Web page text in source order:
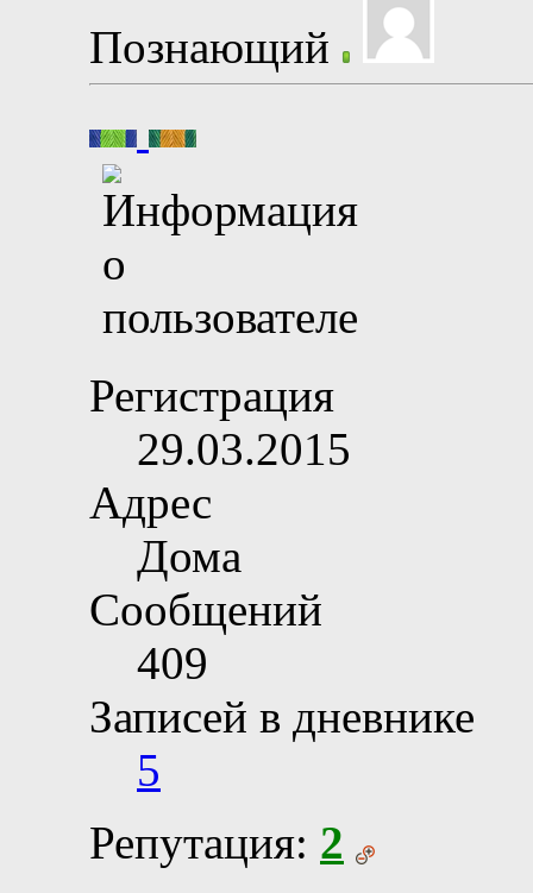
Познающий
Регистрация
29.03.2015
Адрес
Дома
Сообщений
409
Записей в дневнике
5
Репутация: 2